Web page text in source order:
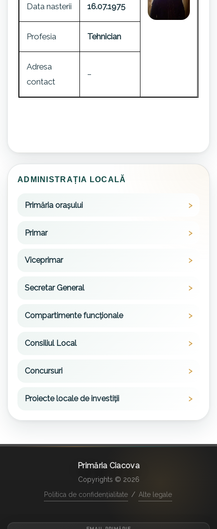
Data nasterii 16.07.1975
Profesia Tehnician
Adresa
contact
–
ADMINISTRAȚIA LOCALĂ
Primăria orașului
Primar
Viceprimar
Secretar General
Compartimente funcționale
Consiliul Local
Concursuri
Proiecte locale de investiții
Primăria Ciacova
Copyrights © 2026
Politica de confidențialitate / Alte legale